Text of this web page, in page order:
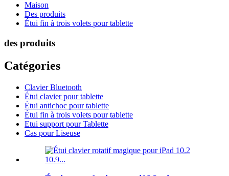
Maison
Des produits
Étui fin à trois volets pour tablette
des produits
Catégories
Clavier Bluetooth
Étui clavier pour tablette
Étui antichoc pour tablette
Étui fin à trois volets pour tablette
Etui support pour Tablette
Cas pour Liseuse